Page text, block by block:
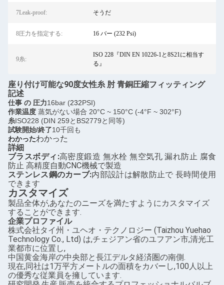
7Leak-proof: そうだ
8圧力を指定する: 16 バー (232 Psi)
9糸:
ISO 228『DIN EN 10226-1と8S21に相当す
る』
座り付け可能な90度女性糸 肘 青銅圧縮フィッティング
記述
仕事 の 圧力16bar (232PSI)
作業温度 蒸気がない場合 20°C ~ 150°C (-4°F ~ 302°F)
糸ISO228 (DIN 259とBS2779と同等)
試験開始/終了10千回も
わかったわかった
詳細
ブラスボディ:高密度鍛造 無水栓 無空気孔 漏れ防止 腐食
防止 高精度自動CNC機械で製造
ステンレス鋼のカーブ:内部設計は解散防止で 長時間使用
できます
カスタマイズ
製品全体が,あなたのニーズを満たすようにカスタマイズ
することができます.
企業プロファイル
株式会社タイ州・ユヘオ・テクノロジー (Taizhou Yuehao
Technology Co., Ltd) は,チェジアン省のユフアン市,清光工
業都市に位置し,
中国黄金海岸の中央部と長江デルタ経済圏の南側.
現在,同社は1万平方メートルの面積をカバーし,100人以上
の優秀な従業員を擁しています.